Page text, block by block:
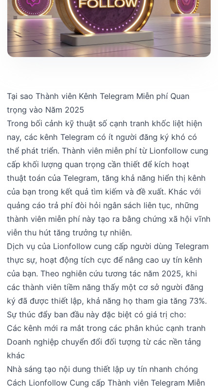
Tại sao Thành viên Kênh Telegram Miễn phí Quan
trọng vào Năm 2025
Trong bối cảnh kỹ thuật số cạnh tranh khốc liệt hiện
nay, các kênh Telegram có ít người đăng ký khó có
thể phát triển. Thành viên miễn phí từ Lionfollow cung
cấp khối lượng quan trọng cần thiết để kích hoạt
thuật toán của Telegram, tăng khả năng hiển thị kênh
của bạn trong kết quả tìm kiếm và đề xuất. Khác với
quảng cáo trả phí đòi hỏi ngân sách liên tục, những
thành viên miễn phí này tạo ra bằng chứng xã hội vĩnh
viễn thu hút tăng trưởng tự nhiên.
Dịch vụ của Lionfollow cung cấp người dùng Telegram
thực sự, hoạt động tích cực để nâng cao uy tín kênh
của bạn. Theo nghiên cứu tương tác năm 2025, khi
các thành viên tiềm năng thấy một cơ sở người đăng
ký đã được thiết lập, khả năng họ tham gia tăng 73%.
Sự thúc đẩy ban đầu này đặc biệt có giá trị cho:
Các kênh mới ra mắt trong các phân khúc cạnh tranh
Doanh nghiệp chuyển đổi đối tượng từ các nền tảng
khác
Nhà sáng tạo nội dung thiết lập uy tín nhanh chóng
Cách Lionfollow Cung cấp Thành viên Telegram Miễn